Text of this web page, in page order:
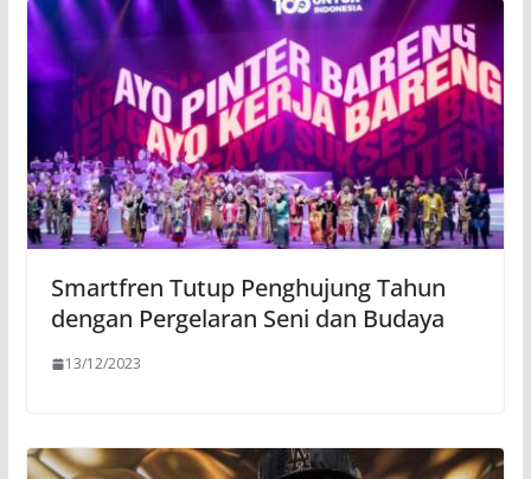
Smartfren Tutup Penghujung Tahun
dengan Pergelaran Seni dan Budaya
13/12/2023